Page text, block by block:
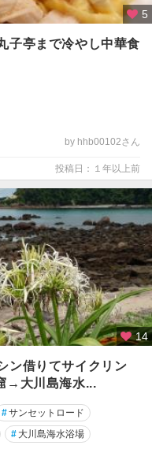
5
子亭まで冷やし中華食
by hhb00102さん
投稿日：１年以上前
14
ン借りてサイクリン
→大川島海水...
#サンセットロード
# 大川島海水浴場